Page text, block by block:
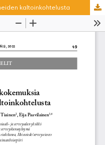
kaltoinkohtelusta
seurain valtuuskunta